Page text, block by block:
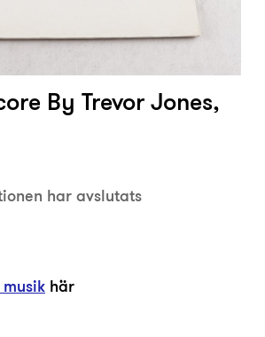
By Trevor Jones,
har avslutats
här